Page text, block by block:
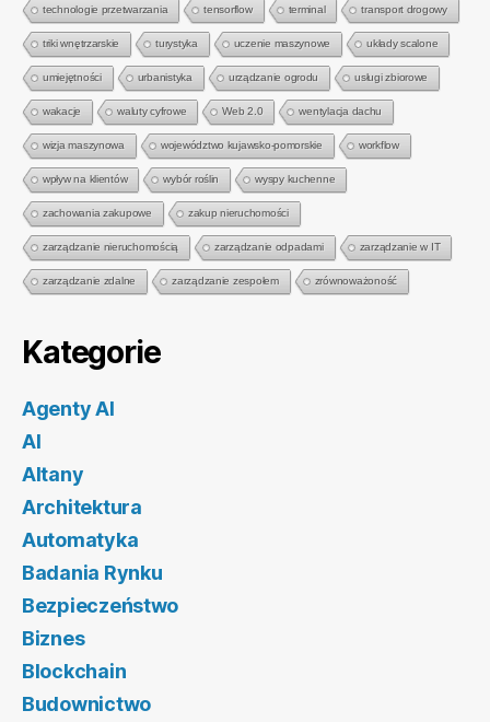
technologie przetwarzania tensorflow terminal transport drogowy
triki wnętrzarskie turystyka uczenie maszynowe układy scalone
umiejętności urbanistyka urządzanie ogrodu usługi zbiorowe
wakacje waluty cyfrowe Web 2.0 wentylacja dachu
wizja maszynowa województwo kujawsko-pomorskie workflow
wpływ na klientów wybór roślin wyspy kuchenne
zachowania zakupowe zakup nieruchomości
zarządzanie nieruchomością zarządzanie odpadami zarządzanie w IT
zarządzanie zdalne zarządzanie zespołem zrównoważoność
Kategorie
Agenty AI
AI
Altany
Architektura
Automatyka
Badania Rynku
Bezpieczeństwo
Biznes
Blockchain
Budownictwo